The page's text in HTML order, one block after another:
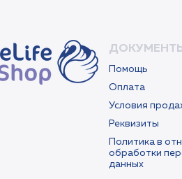
Помощь
Оплата
Условия
Реквизиты
Политика в
обработки
данных